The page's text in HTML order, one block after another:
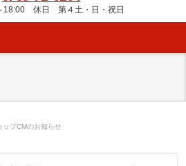
18:00 休日 第４土・日・祝日
ップCMのお知らせ